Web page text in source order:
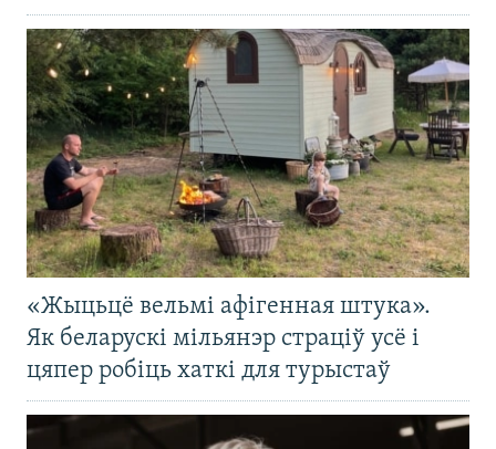
«Жыцьцё вельмі афігенная штука».
Як беларускі мільянэр страціў усё і
цяпер робіць хаткі для турыстаў